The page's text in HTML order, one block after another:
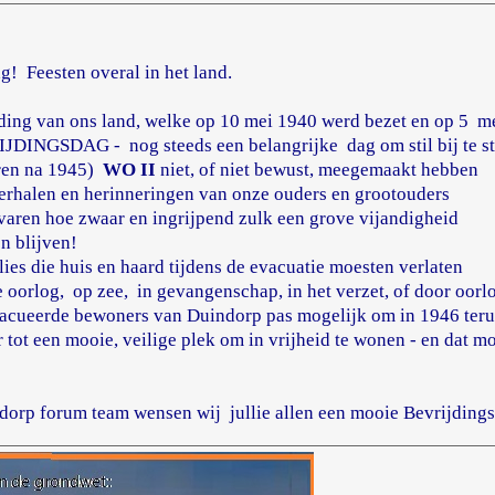
Feesten overal in het land.
van ons land, welke op 10 mei 1940 werd bezet en op 5
- nog steeds een belangrijke dag om stil bij te
na 1945) WO II niet, of niet bewust, meegemaakt hebben
en herinneringen van onze ouders en grootouders
hoe zwaar en ingrijpend zulk een grove vijandigheid
blijven!
die huis en haard tijdens de evacuatie moesten verlaten
oorlog, op zee, in gevangenschap, in het verzet, of door
bewoners van Duindorp pas mogelijk om in 1946
tot een mooie, veilige plek om in vrijheid te wonen - en dat
forum team wensen wij jullie allen een mooie